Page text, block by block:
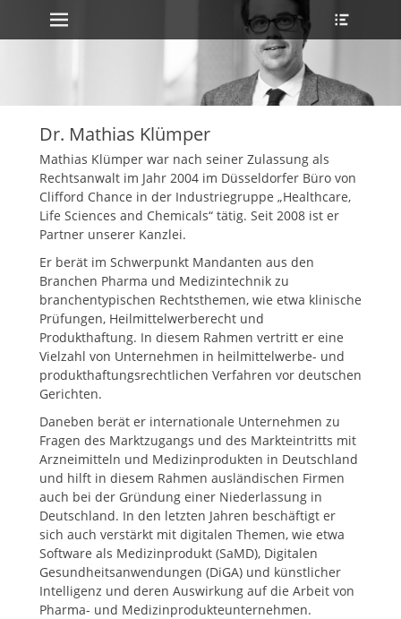
Erstes Menü
Zum
Inhalt:
Dr. Mathias Klümper
Mathias Klümper war nach seiner Zulassung als
Rechtsanwalt im Jahr 2004 im Düsseldorfer Büro von
Clifford Chance in der Industriegruppe „Healthcare,
Life Sciences and Chemicals“ tätig. Seit 2008 ist er
Partner unserer Kanzlei.
Er berät im Schwerpunkt Mandanten aus den
Branchen Pharma und Medizintechnik zu
branchentypischen Rechtsthemen, wie etwa klinische
Prüfungen, Heilmittelwerberecht und
Produkthaftung. In diesem Rahmen vertritt er eine
Vielzahl von Unternehmen in heilmittelwerbe- und
produkthaftungsrechtlichen Verfahren vor deutschen
Gerichten.
Daneben berät er internationale Unternehmen zu
Fragen des Marktzugangs und des Markteintritts mit
Arzneimitteln und Medizinprodukten in Deutschland
und hilft in diesem Rahmen ausländischen Firmen
auch bei der Gründung einer Niederlassung in
Deutschland. In den letzten Jahren beschäftigt er
sich auch verstärkt mit digitalen Themen, wie etwa
Software als Medizinprodukt (SaMD), Digitalen
Gesundheitsanwendungen (DiGA) und künstlicher
Intelligenz und deren Auswirkung auf die Arbeit von
Pharma- und Medizinprodukteunternehmen.